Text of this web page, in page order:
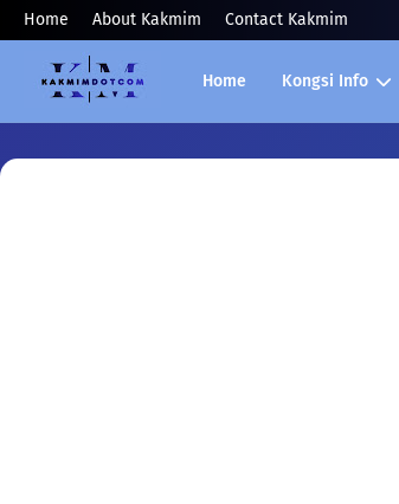
Home About Kakmim Contact Kakmim
Home Kongsi Info